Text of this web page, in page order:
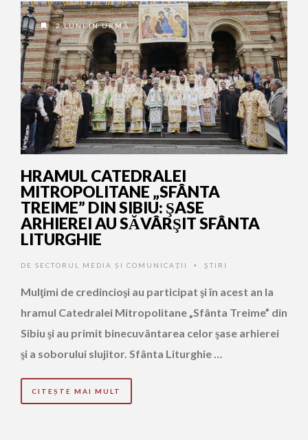
2 LUNI ÎN URMĂ
HRAMUL CATEDRALEI
MITROPOLITANE „SFÂNTA
TREIME” DIN SIBIU: ŞASE
ARHIEREI AU SĂVÂRŞIT SFÂNTA
LITURGHIE
DE SECTORUL MEDIA ȘI COMUNICAȚII • ŞTIRI
Mulţimi de credincioşi au participat şi în acest an la
hramul Catedralei Mitropolitane „Sfânta Treime” din
Sibiu şi au primit binecuvântarea celor şase arhierei
şi a soborului slujitor. Sfânta Liturghie …
CITEȘTE MAI MULT